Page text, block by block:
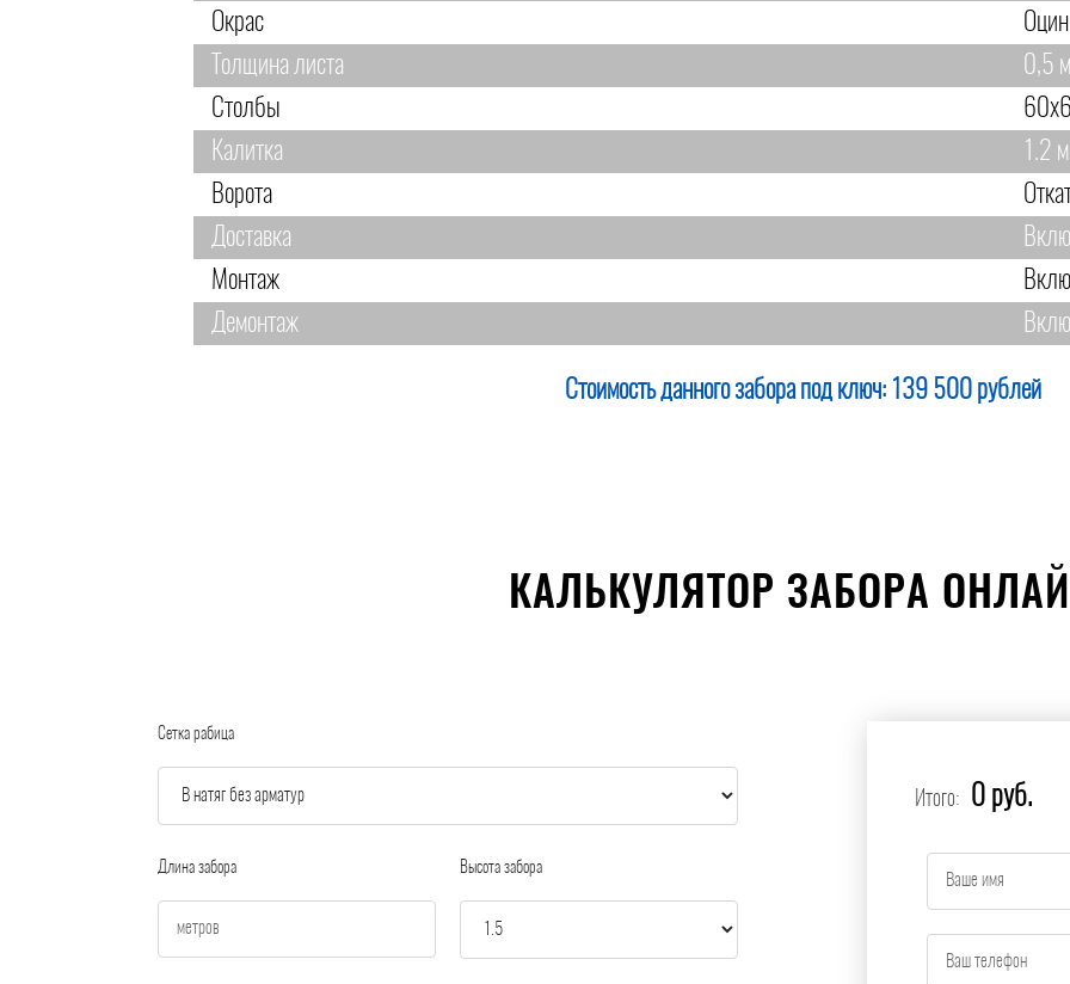
Окрас
Толщина листа
0,5
Столбы
Калитка
1.2 м
Ворота
Доставка
Монтаж
Демонтаж
Стоимость данного забора под ключ: 139 500 рублей
КАЛЬКУЛЯТОР ЗАБОРА
Сетка рабица
Длина забора Высота забора
Итого: 0 руб.